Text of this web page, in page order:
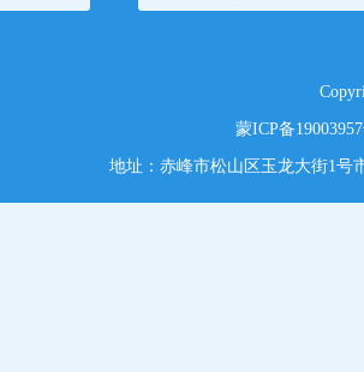
蒙ICP备
地址：赤峰市松山区玉龙大街1号